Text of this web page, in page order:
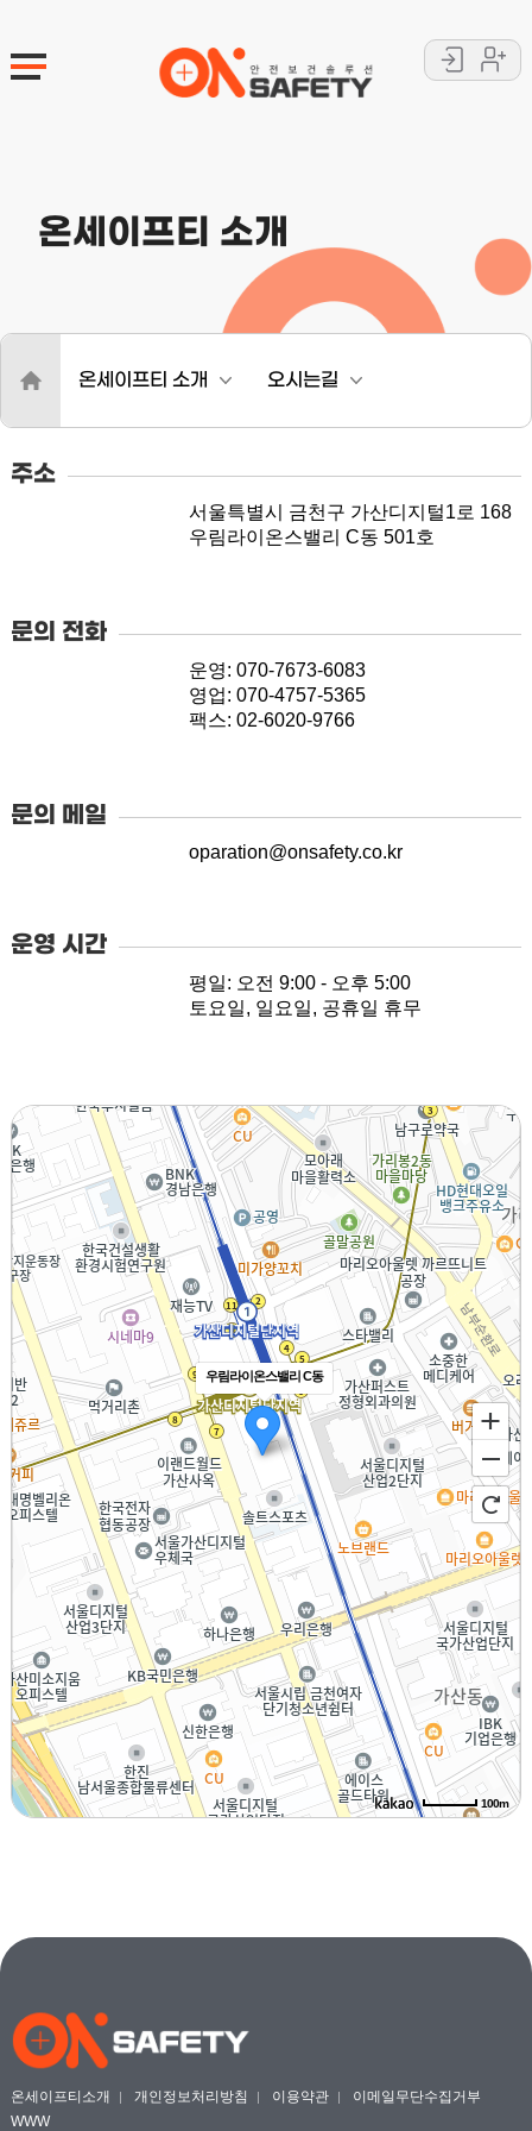
로
회
온세이프티 소개
온세이프티 소개
오시는길
주소
서울특별시 금천구 가산디지털1로 168
우림라이온스밸리 C동 501호
문의 전화
운영: 070-7673-6083
영업: 070-4757-5365
팩스: 02-6020-9766
문의 메일
oparation@onsafety.co.kr
운영 시간
평일: 오전 9:00 - 오후 5:00
토요일, 일요일, 공휴일 휴무
우림라이온스밸리 C동
100m
온세이프티소개 개인정보처리방침 이용약관
이메일무단수집거부
WWW